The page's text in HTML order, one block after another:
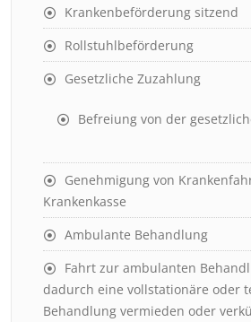
Krankenbeförderung sitzend
Rollstuhlbeförderung
Gesetzliche Zuzahlung
Befreiung von der
Genehmigung von
Krankenkasse
Ambulante Behandlung
Fahrt zur ambulanten
dadurch eine vollstationäre oder
Behandlung vermieden oder